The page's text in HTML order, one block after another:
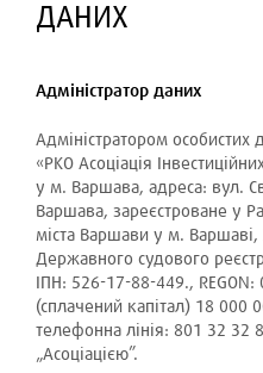
ДАНИХ
Адміністратор даних
Адміністратором особистих
«PKO Асоціація
у м. Варшава, адреса: вул.
Варшава, зареєстроване у
міста Варшави у м. Варшаві,
Державного судового
ІПН: 526-17-88-449.,
(сплачений капітал) 18 000
телефонна лінія: 801 32 32
„Асоціацією”.